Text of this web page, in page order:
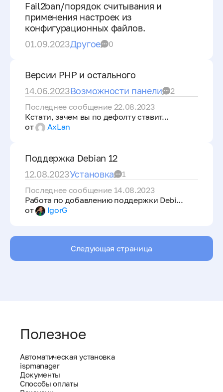
Fail2ban/порядок считывания и
применения настроек из
конфигурационных файлов.
01.09.2023Другое 0
Версии PHP и остального
14.06.2023Возможности панели
2
Последнее сообщение 22.08.2023
Кстати, зачем вы по дефолту ставит...
от
AxLan
Поддержка Debian 12
12.08.2023Установка
1
Последнее сообщение 14.08.2023
Работа по добавлению поддержки Debi...
от
IgorG
Следующая страница
Полезное
Автоматическая установка
ispmanager
Документы
Способы оплаты